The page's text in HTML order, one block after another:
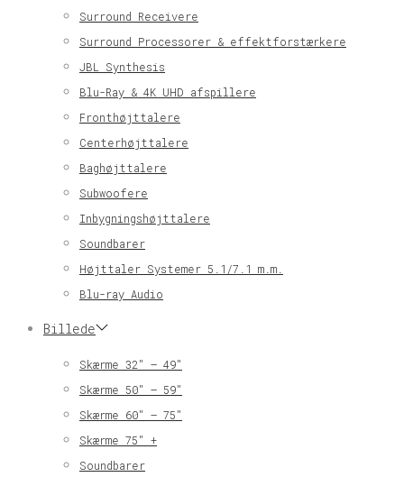
Surround Receivere
Surround Processorer & effektforstærkere
JBL Synthesis
Blu-Ray & 4K UHD afspillere
Fronthøjttalere
Centerhøjttalere
Baghøjttalere
Subwoofere
Inbygningshøjttalere
Soundbarer
Højttaler Systemer 5.1/7.1 m.m.
Blu-ray Audio
Billede
Skærme 32″ – 49″
Skærme 50″ – 59″
Skærme 60″ – 75″
Skærme 75″ +
Soundbarer